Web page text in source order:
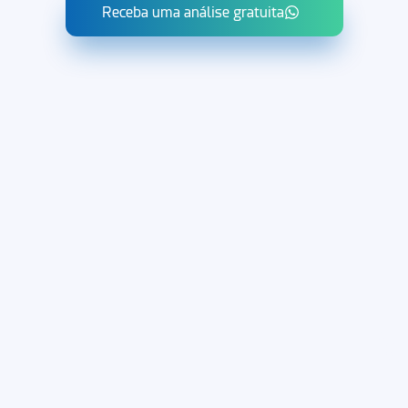
Receba uma análise gratuita